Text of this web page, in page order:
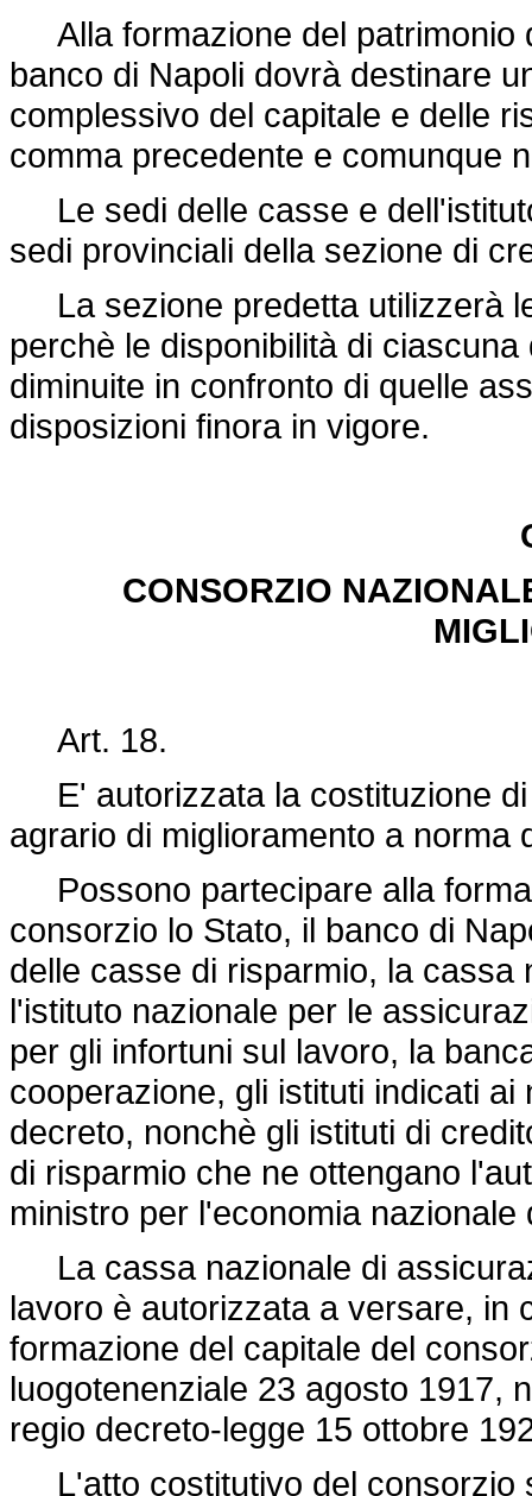
Alla formazione del patrimonio
banco di Napoli dovrà destinare
complessivo del capitale e delle
comma precedente e comunque
Le sedi delle casse e
sedi provinciali della sezione di
La sezione predetta utilizzerà
perchè le disponibilità di
diminuite in confronto di quelle
disposizioni finora in vigore.
CONSORZIO
Art. 18.
E' autorizzata la costituzione di
agrario di miglioramento a norma
Possono partecipare alla
consorzio lo Stato, il banco di
delle casse di risparmio, la
l'istituto nazionale per le
per gli infortuni sul lavoro, la
cooperazione, gli istituti indicati
decreto, nonchè gli istituti di
di risparmio che ne ottengano
ministro per l'economia
La cassa nazionale di
lavoro è autorizzata a versare, in
formazione del capitale del
luogotenenziale 23 agosto 1917,
regio decreto-legge 15 ottobre
L'atto costitutivo del consorzio